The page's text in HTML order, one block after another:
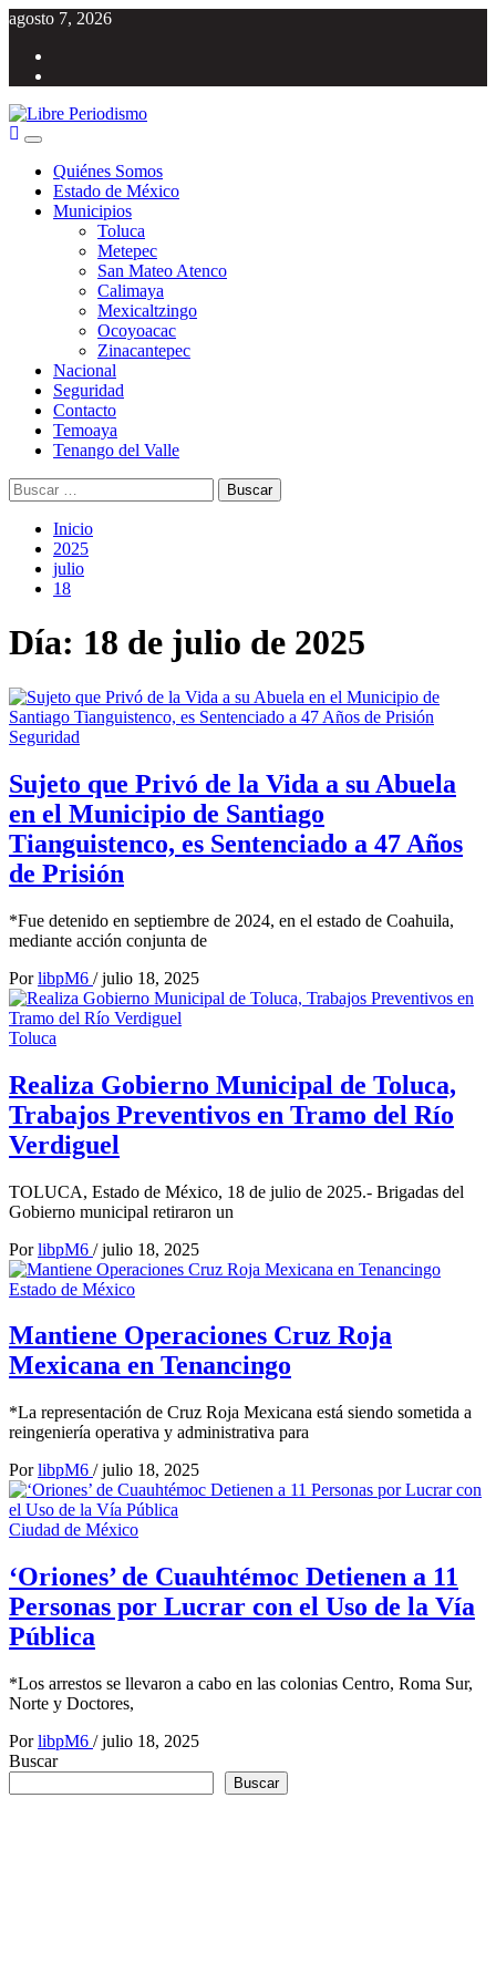
Saltar
contenido
agosto 7, 2026
Menú
principal
Quiénes Somos
Estado de México
Municipios
Toluca
Metepec
San Mateo Atenco
Calimaya
Mexicaltzingo
Ocoyoacac
Zinacantepec
Nacional
Seguridad
Contacto
Temoaya
Tenango del Valle
Buscar:
Inicio
2025
julio
18
Día: 18 de julio de 2025
Seguridad
Sujeto que Privó de la Vida a su Abuela
en el Municipio de Santiago
Tianguistenco, es Sentenciado a 47 Años
de Prisión
*Fue detenido en septiembre de 2024, en el estado de Coahuila,
mediante acción conjunta de
Por libpM6 / julio 18, 2025
Toluca
Realiza Gobierno Municipal de Toluca,
Trabajos Preventivos en Tramo del Río
Verdiguel
TOLUCA, Estado de México, 18 de julio de 2025.- Brigadas del
Gobierno municipal retiraron un
Por libpM6 / julio 18, 2025
Estado de México
Mantiene Operaciones Cruz Roja
Mexicana en Tenancingo
*La representación de Cruz Roja Mexicana está siendo sometida a
reingeniería operativa y administrativa para
Por libpM6 / julio 18, 2025
Ciudad de México
‘Oriones’ de Cuauhtémoc Detienen a 11
Personas por Lucrar con el Uso de la Vía
Pública
*Los arrestos se llevaron a cabo en las colonias Centro, Roma Sur,
Norte y Doctores,
Por libpM6 / julio 18, 2025
Buscar
Buscar